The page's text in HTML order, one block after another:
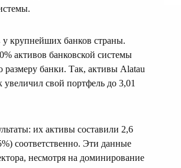
у крупнейших банков страны.
активов банковской системы
размеру банки. Так, активы Alatau
свой портфель до 3,01
их активы составили 2,6
соответственно. Эти данные
несмотря на доминирование